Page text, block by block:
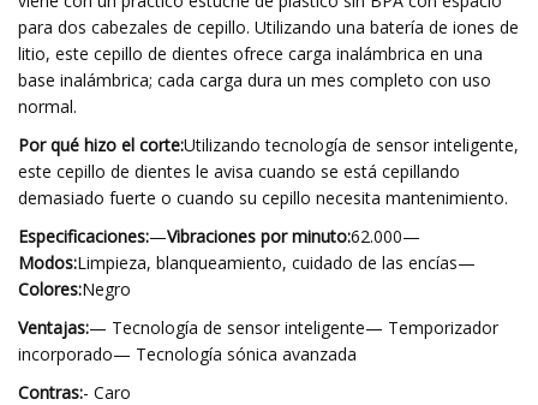
para dos cabezales de cepillo. Utilizando una batería de iones de
litio, este cepillo de dientes ofrece carga inalámbrica en una
base inalámbrica; cada carga dura un mes completo con uso
normal.
Por qué hizo el corte:Utilizando tecnología de sensor inteligente,
este cepillo de dientes le avisa cuando se está cepillando
demasiado fuerte o cuando su cepillo necesita mantenimiento.
Especificaciones:—Vibraciones por minuto:62.000—
Modos:Limpieza, blanqueamiento, cuidado de las encías—
Colores:Negro
Ventajas:— Tecnología de sensor inteligente— Temporizador
incorporado— Tecnología sónica avanzada
Contras:- Caro